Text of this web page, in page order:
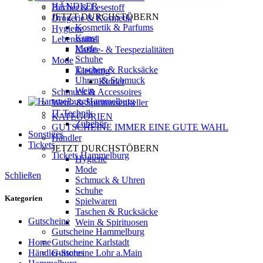
HÄNDLER
JETZTDURCHSTÖBERN
Kosmetik & Parfums
Kunst
Mode
Schuhe
Taschen & Rucksäcke
Uhren & Schmuck
Wein
Hammelburg
KATEGORIEN
GUTSCHEINE IMMER EINE GUTE WAHL
Händler
JETZT DURCHSTÖBERN
Hygiene
Mode
Schmuck & Uhren
Schuhe
Spielwaren
Taschen & Rucksäcke
Wein & Spirituosen
Home
Händler-Stores
Bücher & Lesestoff
Drogerie & Kosmetik
Hygiene
Lebensmittel
Kaffee- & Teespezialitäten
Mode
Kleidung
Kinder
Schmuck & Accessoires
Wein- & Spirituosenkeller
IT-Technik
Zubehör
Sonstiges
Tickets
Tickets Hammelburg
Schließen
Kategorien
Gutscheine
Gutscheine Hammelburg
Gutscheine Karlstadt
Gutscheine Lohr a.Main